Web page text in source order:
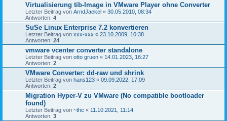
Virtualisierung tib-Image in VMware Player ohne Converter
Letzter Beitrag von ArndJaekel « 30.05.2010, 08:34
Antworten: 4
SuSe Linux Enterprise 7.2 konvertieren
Letzter Beitrag von xxx-xxx « 23.10.2009, 10:38
Antworten: 24
vmware vcenter converter standalone
Letzter Beitrag von otto gruen « 14.01.2023, 16:27
Antworten: 2
VMware Converter: dd-raw und shrink
Letzter Beitrag von hans123 « 09.09.2022, 17:09
Antworten: 2
Migration Hyper-V zu VMware (No compatible bootloader
found)
Letzter Beitrag von ~thc « 11.10.2021, 11:14
Antworten: 3